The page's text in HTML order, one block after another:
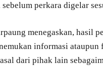
sebelum perkara digelar
menegaskan, hasil
informasi
dari pihak lain